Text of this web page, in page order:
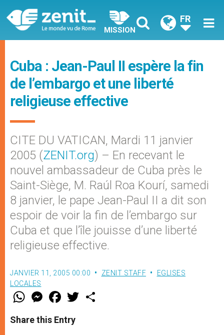
MISSION
FR
Cuba : Jean-Paul II espère la fin
de l’embargo et une liberté
religieuse effective
CITE DU VATICAN, Mardi 11 janvier
2005 (ZENIT.org) – En recevant le
nouvel ambassadeur de Cuba près le
Saint-Siège, M. Raúl Roa Kourí, samedi
8 janvier, le pape Jean-Paul II a dit son
espoir de voir la fin de l’embargo sur
Cuba et que l’île jouisse d’une liberté
religieuse effective.
JANVIER 11, 2005 00:00 ZENIT STAFF
EGLISES
LOCALES
W
t
s
M
e
s
e
F
a
e
b
w
Share this Entry